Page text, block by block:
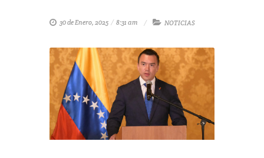
30 de Enero, 2025 / 8:31 am NOTICIAS